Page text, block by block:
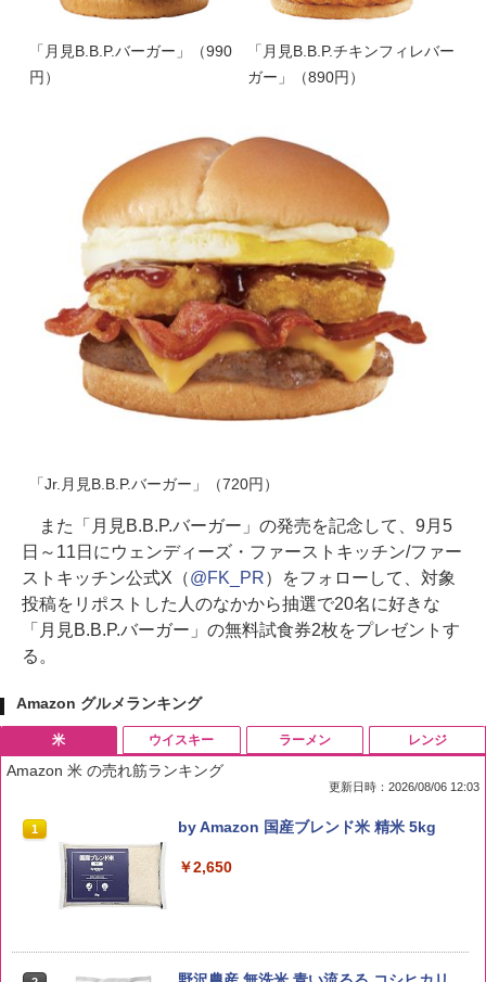
「月見B.B.P.バーガー」（990
円）
「月見B.B.P.チキンフィレバー
ガー」（890円）
「Jr.月見B.B.P.バーガー」（720円）
また「月見B.B.P.バーガー」の発売を記念して、9月5
日～11日にウェンディーズ・ファーストキッチン/ファー
ストキッチン公式X（@FK_PR）をフォローして、対象
投稿をリポストした人のなかから抽選で20名に好きな
「月見B.B.P.バーガー」の無料試食券2枚をプレゼントす
る。
Amazon グルメランキング
米
Amazon 米 の売れ筋ランキング
更新日時：2026/08/06 12:03
1 by Amazon 国産ブレンド米 精米 5kg
￥2,650
ウイスキー ラーメン レンジ